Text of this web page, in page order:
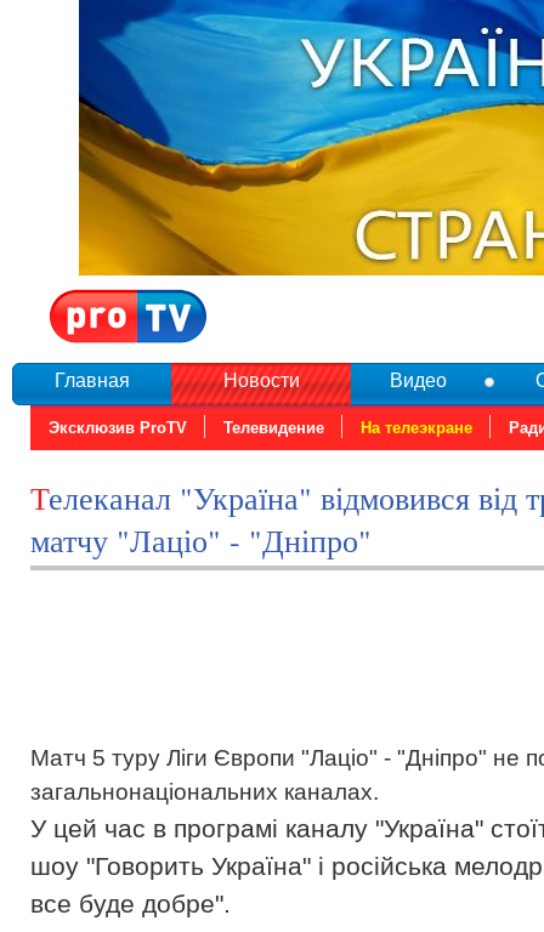
Главная Новости
Эксклюзив ProTV Телевидение На телеэкране
Видео
Телеканал "Україна" відмовився від трансляції
матчу "Лаціо" - "Дніпро"
Матч 5 туру Ліги Європи "Лаціо" - "Дніпро" не
загальнонаціональних каналах.
У цей час в програмі каналу "Україна"
шоу "Говорить Україна" і російська
все буде добре".